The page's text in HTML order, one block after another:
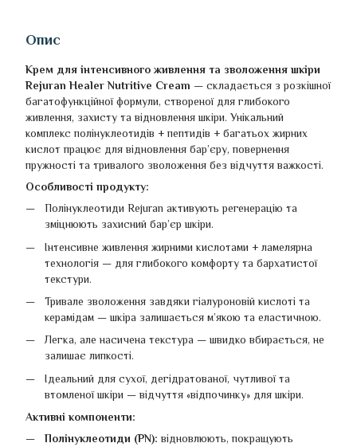
Опис
Крем для інтенсивного живлення та зволоження шкіри
Rejuran Healer Nutritive Cream — складається з розкішної
багатофункційної формули, створеної для глибокого
живлення, захисту та відновлення шкіри. Унікальний
комплекс полінуклеотидів + пептидів + багатьох жирних
кислот працює для відновлення бар’єру, повернення
пружності та тривалого зволоження без відчуття важкості.
Особливості продукту:
Полінуклеотиди Rejuran активують регенерацію та
зміцнюють захисний бар’єр шкіри.
Інтенсивне живлення жирними кислотами + ламелярна
технологія — для глибокого комфорту та бархатистої
текстури.
Тривале зволоження завдяки гіалуроновій кислоті та
керамідам — шкіра залишається м’якою та еластичною.
Легка, але насичена текстура — швидко вбирається, не
залишає липкості.
Ідеальний для сухої, дегідратованої, чутливої та
втомленої шкіри — відчуття «відпочинку» для шкіри.
Активні компоненти:
Полінуклеотиди (PN):відновлюють, покращують